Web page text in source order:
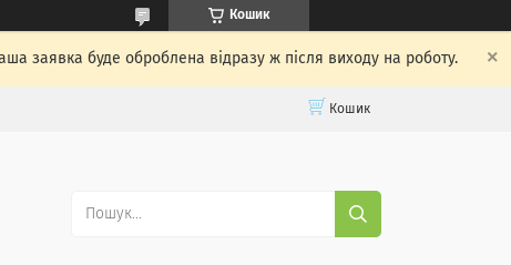
Кошик
заявка буде оброблена відразу ж після виходу на роботу.
Кошик